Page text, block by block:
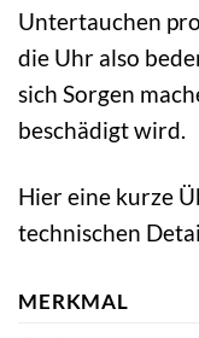
Untertauchen
die Uhr also
sich Sorgen
beschädigt wird.
Hier eine kurze
technischen
MERKMAL